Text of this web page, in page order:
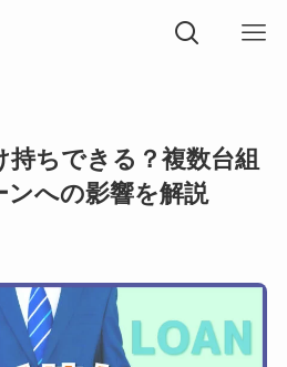
ちできる？複数台組
ンへの影響を解説